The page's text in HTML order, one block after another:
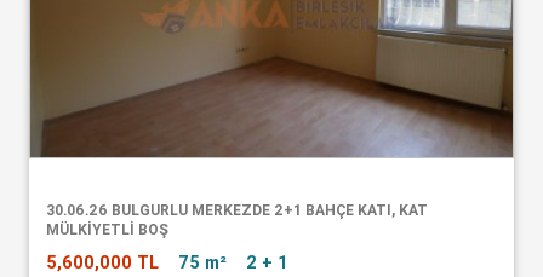
30.06.26 BULGURLU MERKEZDE 2+1 BAHÇE KATI, KAT
MÜLKİYETLİ BOŞ
5,600,000 TL 75 m² 2 + 1